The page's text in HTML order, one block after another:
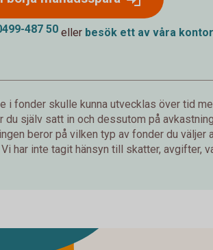
487 50 eller besök ett av våra
fonder skulle kunna utvecklas över tid
själv satt in och dessutom på
beror på vilken typ av fonder du väljer
har inte tagit hänsyn till skatter, avgifter,